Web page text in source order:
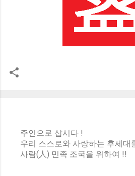
주인으로 삽시다 !
우리 스스로와 사랑하는 후세대
사람(人) 민족 조국을 위하여 !!